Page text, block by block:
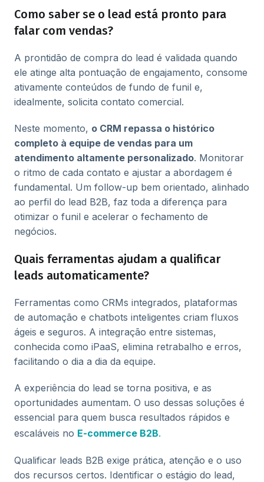
Como saber se o lead está pronto para
falar com vendas?
A prontidão de compra do lead é validada quando
ele atinge alta pontuação de engajamento, consome
ativamente conteúdos de fundo de funil e,
idealmente, solicita contato comercial.
Neste momento, o CRM repassa o histórico
completo à equipe de vendas para um
atendimento altamente personalizado. Monitorar
o ritmo de cada contato e ajustar a abordagem é
fundamental. Um follow-up bem orientado, alinhado
ao perfil do lead B2B, faz toda a diferença para
otimizar o funil e acelerar o fechamento de
negócios.
Quais ferramentas ajudam a qualificar
leads automaticamente?
Ferramentas como CRMs integrados, plataformas
de automação e chatbots inteligentes criam fluxos
ágeis e seguros. A integração entre sistemas,
conhecida como iPaaS, elimina retrabalho e erros,
facilitando o dia a dia da equipe.
A experiência do lead se torna positiva, e as
oportunidades aumentam. O uso dessas soluções é
essencial para quem busca resultados rápidos e
escaláveis no E-commerce B2B.
Qualificar leads B2B exige prática, atenção e o uso
dos recursos certos. Identificar o estágio do lead,